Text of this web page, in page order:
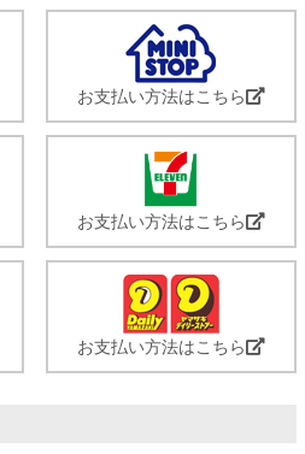
お支払い方法はこちら
お支払い方法はこちら
お支払い方法はこちら